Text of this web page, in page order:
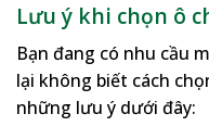
Lưu ý khi chọn ô
Bạn đang có nhu cầu
lại không biết cách
những lưu ý dưới đây: